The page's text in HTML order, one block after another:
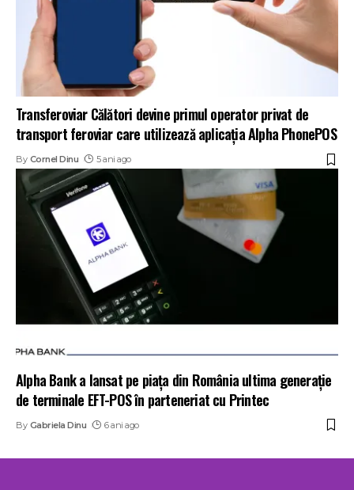
Transferoviar Călători devine primul operator privat de
transport feroviar care utilizează aplicația Alpha PhonePOS
By Cornel Dinu 5 ani ago
Alpha Bank a lansat pe piața din România ultima generație
de terminale EFT-POS în parteneriat cu Printec
By Gabriela Dinu 6 ani ago